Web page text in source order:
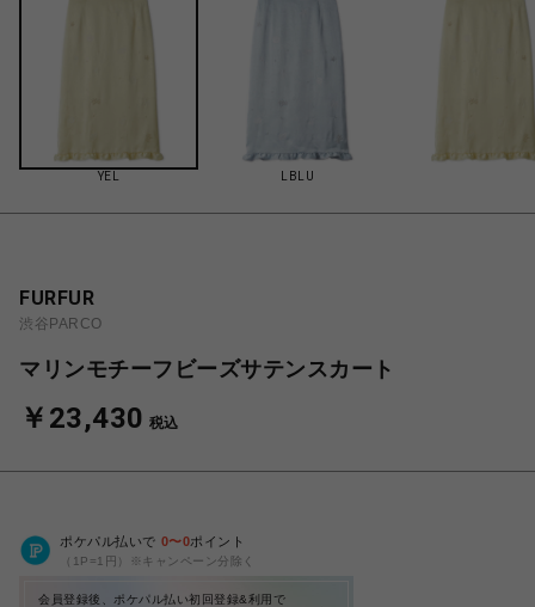
YEL LBLU
FURFUR
渋谷PARCO
マリンモチーフビーズサテンスカート
￥23,430 税込
ポケパル払いで 0〜0ポイント
（1P=1円）※キャンペーン分除く
会員登録後、ポケパル払い初回登録&利用で